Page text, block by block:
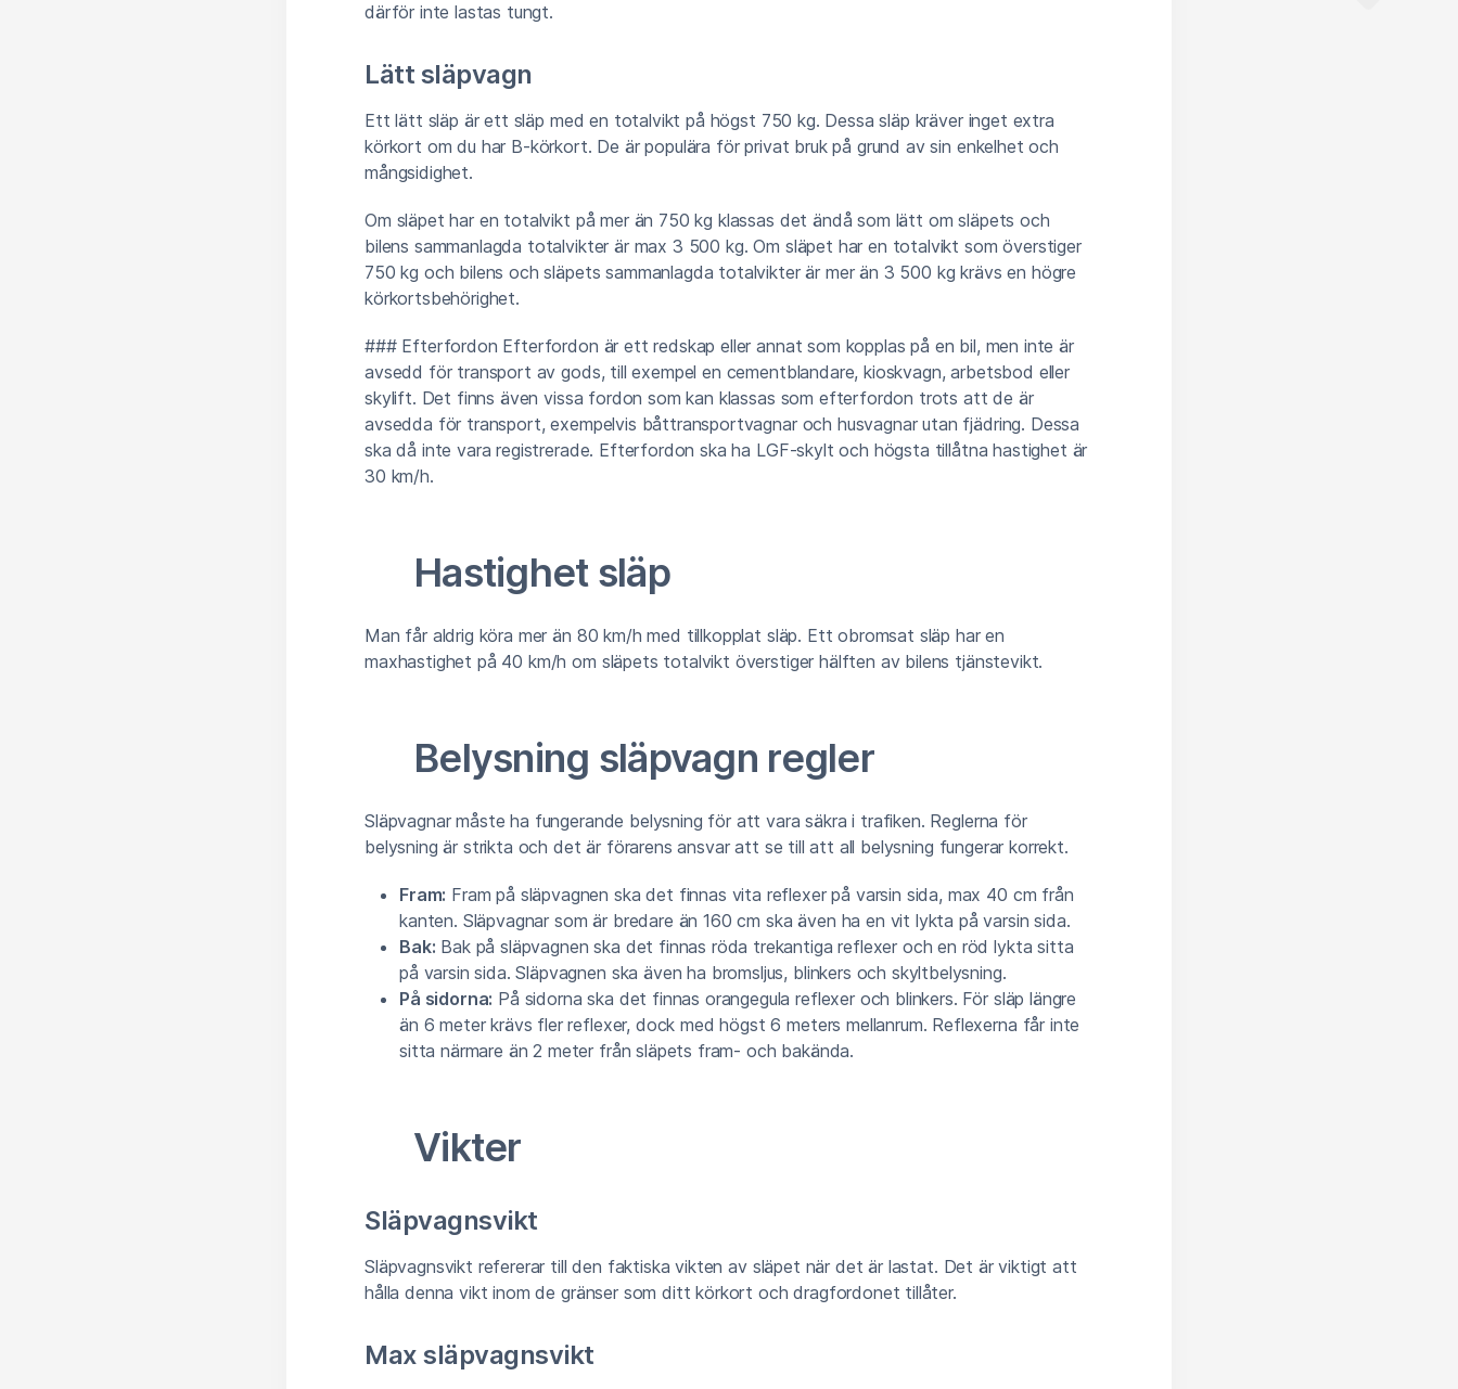
därför inte lastas tungt.
Lätt släpvagn
Ett lätt släp är ett släp med en totalvikt på högst 750 kg. Dessa släp kräver inget extra
körkort om du har B-körkort. De är populära för privat bruk på grund av sin enkelhet och
mångsidighet.
Om släpet har en totalvikt på mer än 750 kg klassas det ändå som lätt om släpets och
bilens sammanlagda totalvikter är max 3 500 kg. Om släpet har en totalvikt som överstiger
750 kg och bilens och släpets sammanlagda totalvikter är mer än 3 500 kg krävs en högre
körkortsbehörighet.
### Efterfordon Efterfordon är ett redskap eller annat som kopplas på en bil, men inte är
avsedd för transport av gods, till exempel en cementblandare, kioskvagn, arbetsbod eller
skylift. Det finns även vissa fordon som kan klassas som efterfordon trots att de är
avsedda för transport, exempelvis båttransportvagnar och husvagnar utan fjädring. Dessa
ska då inte vara registrerade. Efterfordon ska ha LGF-skylt och högsta tillåtna hastighet är
30 km/h.
Hastighet släp
Man får aldrig köra mer än 80 km/h med tillkopplat släp. Ett obromsat släp har en
maxhastighet på 40 km/h om släpets totalvikt överstiger hälften av bilens tjänstevikt.
Belysning släpvagn regler
Släpvagnar måste ha fungerande belysning för att vara säkra i trafiken. Reglerna för
belysning är strikta och det är förarens ansvar att se till att all belysning fungerar korrekt.
Fram: Fram på släpvagnen ska det finnas vita reflexer på varsin sida, max 40 cm från
kanten. Släpvagnar som är bredare än 160 cm ska även ha en vit lykta på varsin sida.
Bak: Bak på släpvagnen ska det finnas röda trekantiga reflexer och en röd lykta sitta
på varsin sida. Släpvagnen ska även ha bromsljus, blinkers och skyltbelysning.
På sidorna: På sidorna ska det finnas orangegula reflexer och blinkers. För släp längre
än 6 meter krävs fler reflexer, dock med högst 6 meters mellanrum. Reflexerna får inte
sitta närmare än 2 meter från släpets fram- och bakända.
Vikter
Släpvagnsvikt
Släpvagnsvikt refererar till den faktiska vikten av släpet när det är lastat. Det är viktigt att
hålla denna vikt inom de gränser som ditt körkort och dragfordonet tillåter.
Max släpvagnsvikt